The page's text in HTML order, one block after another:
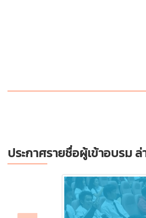
ประกาศรายชื่อผู้เข้าอบรม